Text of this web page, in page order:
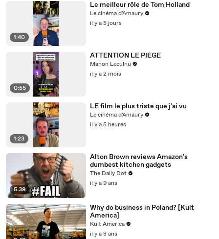
1:40
Le meilleur rôle de Tom Holland
Le cinéma d'Amaury
il y a 5 jours
0:55
ATTENTION LE PIÈGE
Manon Leculnu
il y a 2 mois
1:23
LE film le plus triste que j'ai vu
Le cinéma d'Amaury
il y a 5 heures
5:39
Alton Brown reviews Amazon's
dumbest kitchen gadgets
The Daily Dot
il y a 9 ans
Why do business in Poland? [Kult
America]
Kult America
il y a 8 ans